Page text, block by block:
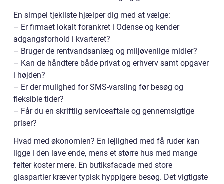
En simpel tjekliste hjælper dig med at vælge:
– Er firmaet lokalt forankret i Odense og kender
adgangsforhold i kvarteret?
– Bruger de rentvandsanlæg og miljøvenlige midler?
– Kan de håndtere både privat og erhverv samt opgaver
i højden?
– Er der mulighed for SMS-varsling før besøg og
fleksible tider?
– Får du en skriftlig serviceaftale og gennemsigtige
priser?
Hvad med økonomien? En lejlighed med få ruder kan
ligge i den lave ende, mens et større hus med mange
felter koster mere. En butiksfacade med store
glaspartier kræver typisk hyppigere besøg. Det vigtigste